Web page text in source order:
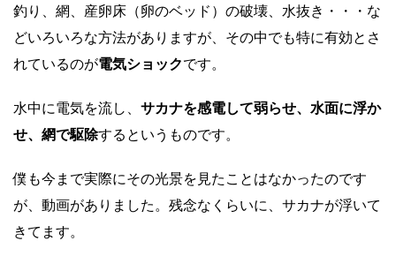
釣り、網、産卵床（卵のベッド）の破壊、水抜き・・・な
どいろいろな方法がありますが、その中でも特に有効とさ
れているのが電気ショックです。
水中に電気を流し、 サカナを感電して弱らせ、水面に浮か
せ、網で駆除するというものです。
僕も今まで実際にその光景を見たことはなかったのです
が、動画がありました。残念なくらいに、サカナが浮いて
きてます。